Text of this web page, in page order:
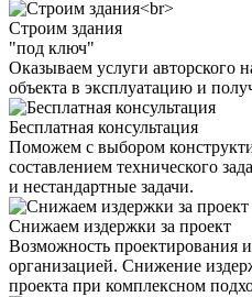
Строим здания
"под ключ"
Оказываем услуги авторского
объекта в эксплуатацию и
Бесплатная консультация
Поможем с выбором
составлением технического
и нестандартные задачи.
Снижаем издержки за проект
Возможность проектирования
организацией. Снижение
проекта при комплексном